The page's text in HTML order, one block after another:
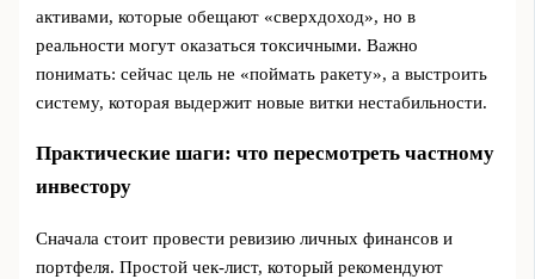
активами, которые обещают «сверхдоход», но в
реальности могут оказаться токсичными. Важно
понимать: сейчас цель не «поймать ракету», а выстроить
систему, которая выдержит новые витки нестабильности.
Практические шаги: что пересмотреть частному
инвестору
Сначала стоит провести ревизию личных финансов и
портфеля. Простой чек-лист, который рекомендуют